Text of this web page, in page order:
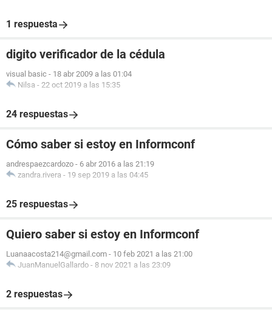
1 respuesta
digito verificador de la cédula
visual basic - 18 abr 2009 a las 01:04
Nilsa - 22 oct 2019 a las 15:35
24 respuestas
Cómo saber si estoy en Informconf
andrespaezcardozo - 6 abr 2016 a las 21:19
zandra.rivera - 19 sep 2019 a las 04:45
25 respuestas
Quiero saber si estoy en Informconf
Luanaacosta214@gmail.com - 10 feb 2021 a las 21:00
JuanManuelGallardo - 8 nov 2021 a las 23:09
2 respuestas